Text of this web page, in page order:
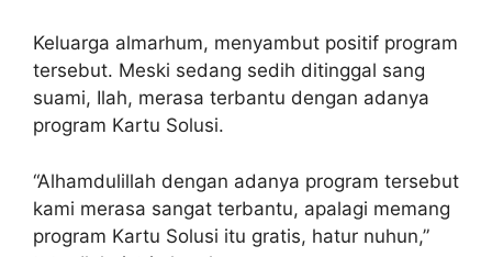
Keluarga almarhum, menyambut positif program
tersebut. Meski sedang sedih ditinggal sang
suami, Ilah, merasa terbantu dengan adanya
program Kartu Solusi.
“Alhamdulillah dengan adanya program tersebut
kami merasa sangat terbantu, apalagi memang
program Kartu Solusi itu gratis, hatur nuhun,”